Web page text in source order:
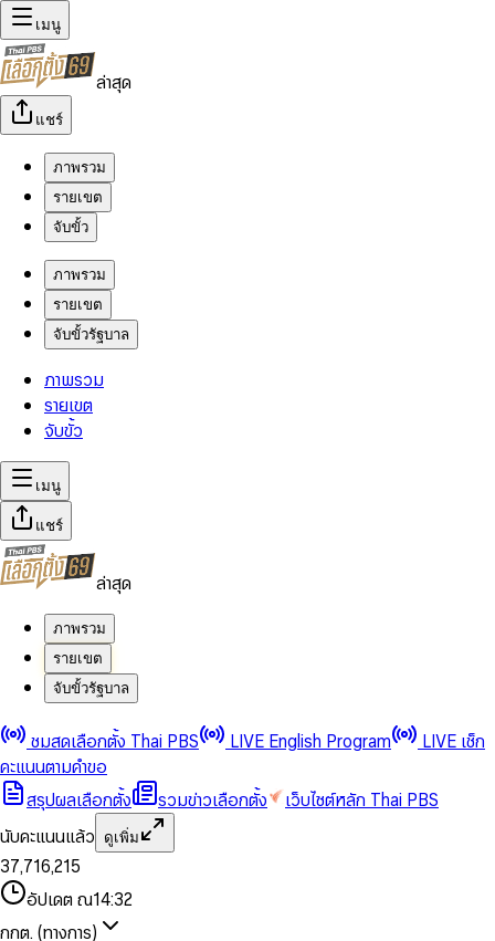
เมนู
ล่าสุด
แชร์
ภาพรวม
รายเขต
จับขั้ว
ภาพรวม
รายเขต
จับขั้วรัฐบาล
ภาพรวม
รายเขต
จับขั้ว
เมนู
แชร์
ล่าสุด
ภาพรวม
รายเขต
จับขั้วรัฐบาล
ชมสดเลือกตั้ง Thai PBS LIVE English Program
LIVE เช็ก
คะแนนตามคำขอ
สรุปผลเลือกตั้ง
รวมข่าวเลือกตั้ง
เว็บไซต์หลัก Thai PBS
นับคะแนนแล้ว
ดูเพิ่ม
0
1
2
3
4
5
6
0
1
2
3
4
5
6
7
8
9
,
0
1
2
4
6
7
8
9
0
1
2
3
4
0
1
3
5
6
7
8
9
,
1
2
4
5
0
1
3
4
0
2
3
4
5
7
8
อัปเดต ณ14:32
กกต. (ทางการ)
0
1
2
0
1
2
0
1 0